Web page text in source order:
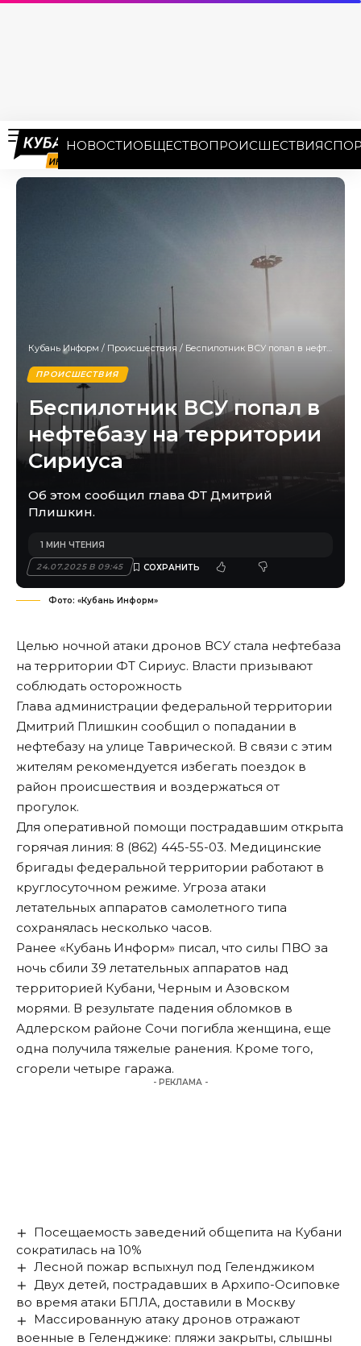
НОВОСТИОБЩЕСТВОПРОИСШЕСТВИЯ
Кубань Информ / Происшествия / Беспилотник ВСУ попал в нефтебазу на территории Сириуса
ПРОИСШЕСТВИЯ
Беспилотник ВСУ попал в
нефтебазу на территории
Сириуса
Об этом сообщил глава ФТ Дмитрий
Плишкин.
24.07.2025 В 09:45
1 МИН ЧТЕНИЯ
Фото: «Кубань Информ»
Целью ночной атаки дронов ВСУ стала нефтебаза
на территории ФТ Сириус. Власти призывают
соблюдать осторожность
Глава администрации федеральной территории
Дмитрий Плишкин сообщил о попадании в
нефтебазу на улице Таврической. В связи с этим
жителям рекомендуется избегать поездок в
район происшествия и воздержаться от
прогулок.
Для оперативной помощи пострадавшим открыта
горячая линия: 8 (862) 445-55-03. Медицинские
бригады федеральной территории работают в
круглосуточном режиме. Угроза атаки
летательных аппаратов самолетного типа
сохранялась несколько часов.
Ранее «Кубань Информ» писал, что силы ПВО за
ночь сбили 39 летательных аппаратов над
территорией Кубани, Черным и Азовском
морями. В результате падения обломков в
Адлерском районе Сочи погибла женщина, еще
одна получила тяжелые ранения. Кроме того,
сгорели четыре гаража.
- РЕКЛАМА -
Посещаемость заведений общепита на Кубани
сократилась на 10%
Лесной пожар вспыхнул под Геленджиком
Двух детей, пострадавших в Архипо-Осиповке
во время атаки БПЛА, доставили в Москву
Массированную атаку дронов отражают
военные в Геленджике: пляжи закрыты, слышны